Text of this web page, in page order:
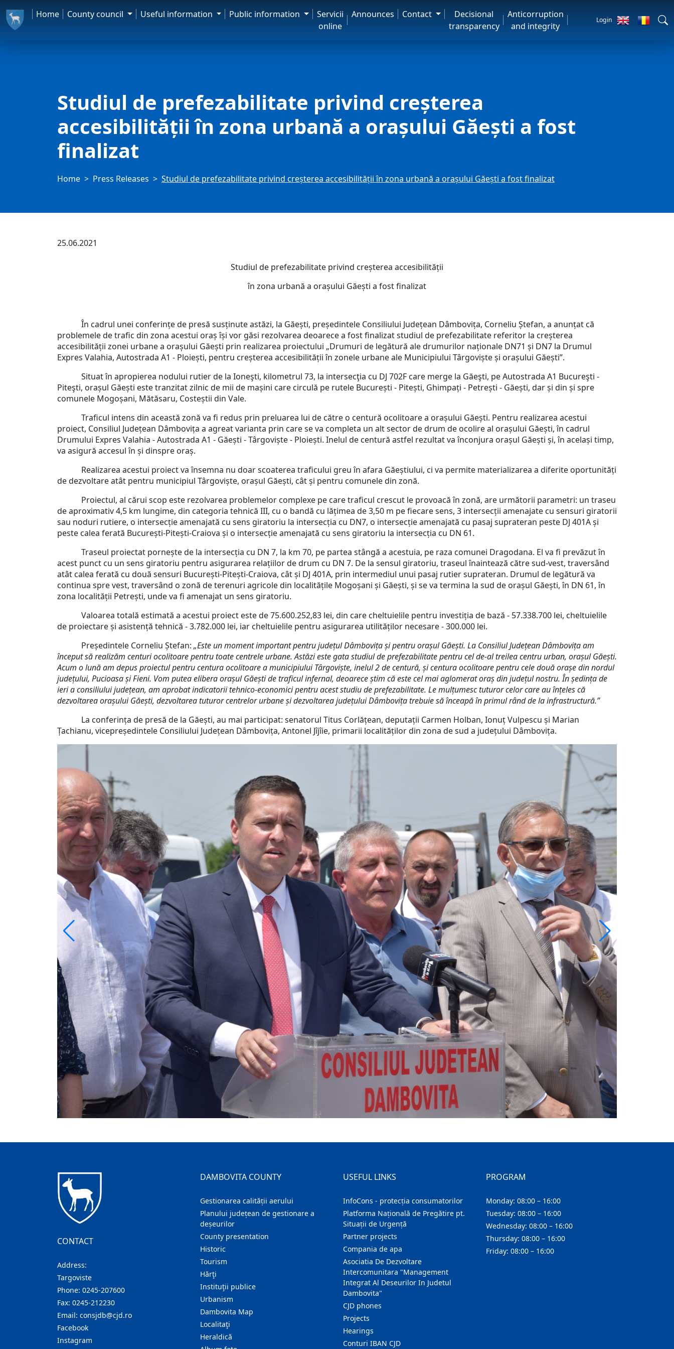
Home County council Useful information Public information
Servicii
online
Announces Contact
Decisional
transparency
Anticorruption
and integrity
Login
Studiul de prefezabilitate privind creșterea
accesibilității în zona urbană a orașului Găești a fost
finalizat
Home Press Releases Studiul de prefezabilitate privind creșterea accesibilității în zona urbană a orașului Găești a fost finalizat
25.06.2021
Studiul de prefezabilitate privind creșterea accesibilității
în zona urbană a orașului Găești a fost finalizat
În cadrul unei conferințe de presă susținute astăzi, la Găești, președintele Consiliului Județean Dâmbovița, Corneliu Ștefan, a anunțat că
problemele de trafic din zona acestui oraș își vor găsi rezolvarea deoarece a fost finalizat studiul de prefezabilitate referitor la creșterea
accesibilității zonei urbane a orașului Găești prin realizarea proiectului „Drumuri de legătură ale drumurilor naționale DN71 și DN7 la Drumul
Expres Valahia, Autostrada A1 - Ploiești, pentru creșterea accesibilității în zonele urbane ale Municipiului Târgoviște și orașului Găești”.
Situat în apropierea nodului rutier de la Ioneşti, kilometrul 73, la intersecţia cu DJ 702F care merge la Găeşti, pe Autostrada A1 Bucureşti -
Piteşti, orașul Găești este tranzitat zilnic de mii de mașini care circulă pe rutele București - Pitești, Ghimpați - Petrești - Găești, dar și din și spre
comunele Mogoșani, Mătăsaru, Costeștii din Vale.
Traficul intens din această zonă va fi redus prin preluarea lui de către o centură ocolitoare a orașului Găești. Pentru realizarea acestui
proiect, Consiliul Județean Dâmbovița a agreat varianta prin care se va completa un alt sector de drum de ocolire al orașului Găești, în cadrul
Drumului Expres Valahia - Autostrada A1 - Găești - Târgoviște - Ploiești. Inelul de centură astfel rezultat va înconjura orașul Găești și, în același timp,
va asigură accesul în și dinspre oraș.
Realizarea acestui proiect va însemna nu doar scoaterea traficului greu în afara Găeștiului, ci va permite materializarea a diferite oportunități
de dezvoltare atât pentru municipiul Târgoviște, orașul Găești, cât și pentru comunele din zonă.
Proiectul, al cărui scop este rezolvarea problemelor complexe pe care traficul crescut le provoacă în zonă, are următorii parametri: un traseu
de aproximativ 4,5 km lungime, din categoria tehnică III, cu o bandă cu lățimea de 3,50 m pe fiecare sens, 3 intersecții amenajate cu sensuri giratorii
sau noduri rutiere, o intersecție amenajată cu sens giratoriu la intersecția cu DN7, o intersecție amenajată cu pasaj suprateran peste DJ 401A și
peste calea ferată București-Pitești-Craiova și o intersecție amenajată cu sens giratoriu la intersecția cu DN 61.
Traseul proiectat pornește de la intersecția cu DN 7, la km 70, pe partea stângă a acestuia, pe raza comunei Dragodana. El va fi prevăzut în
acest punct cu un sens giratoriu pentru asigurarea relațiilor de drum cu DN 7. De la sensul giratoriu, traseul înaintează către sud-vest, traversând
atât calea ferată cu două sensuri București-Pitești-Craiova, cât și DJ 401A, prin intermediul unui pasaj rutier suprateran. Drumul de legătură va
continua spre vest, traversând o zonă de terenuri agricole din localitățile Mogoșani și Găești, și se va termina la sud de orașul Găești, în DN 61, în
zona localității Petrești, unde va fi amenajat un sens giratoriu.
Valoarea totală estimată a acestui proiect este de 75.600.252,83 lei, din care cheltuielile pentru investiția de bază - 57.338.700 lei, cheltuielile
de proiectare și asistență tehnică - 3.782.000 lei, iar cheltuielile pentru asigurarea utilităților necesare - 300.000 lei.
Președintele Corneliu Ștefan: „Este un moment important pentru județul Dâmbovița și pentru orașul Găești. La Consiliul Județean Dâmbovița am
început să realizăm centuri ocolitoare pentru toate centrele urbane. Astăzi este gata studiul de prefezabilitate pentru cel de-al treilea centru urban, orașul Găești.
Acum o lună am depus proiectul pentru centura ocolitoare a municipiului Târgoviște, inelul 2 de centură, și centura ocolitoare pentru cele două orașe din nordul
județului, Pucioasa și Fieni. Vom putea elibera orașul Găești de traficul infernal, deoarece știm că este cel mai aglomerat oraș din județul nostru. În ședința de
ieri a consiliului județean, am aprobat indicatorii tehnico-economici pentru acest studiu de prefezabilitate. Le mulțumesc tuturor celor care au înțeles că
dezvoltarea orașului Găești, dezvoltarea tuturor centrelor urbane și dezvoltarea județului Dâmbovița trebuie să înceapă în primul rând de la infrastructură.”
La conferința de presă de la Găești, au mai participat: senatorul Titus Corlățean, deputații Carmen Holban, Ionuț Vulpescu și Marian
Țachianu, vicepreședintele Consiliului Județean Dâmbovița, Antonel Jîjîie, primarii localităților din zona de sud a județului Dâmbovița.
CONTACT
Address:
Targoviste
Phone: 0245-207600
Fax: 0245-212230
Email: consjdb@cjd.ro
Facebook
Instagram
DAMBOVITA COUNTY
Gestionarea calității aerului
Planului județean de gestionare a
deșeurilor
County presentation
Historic
Tourism
Hărţi
Instituţii publice
Urbanism
Dambovita Map
Localitaţi
Heraldică
USEFUL LINKS
InfoCons - protecția consumatorilor
Platforma Națională de Pregătire pt.
Situații de Urgență
Partner projects
Compania de apa
Asociatia De Dezvoltare
Intercomunitara "Management
Integrat Al Deseurilor In Judetul
Dambovita"
CJD phones
Projects
Hearings
Conturi IBAN CJD
PROGRAM
Monday: 08:00 – 16:00
Tuesday: 08:00 – 16:00
Wednesday: 08:00 – 16:00
Thursday: 08:00 – 16:00
Friday: 08:00 – 16:00